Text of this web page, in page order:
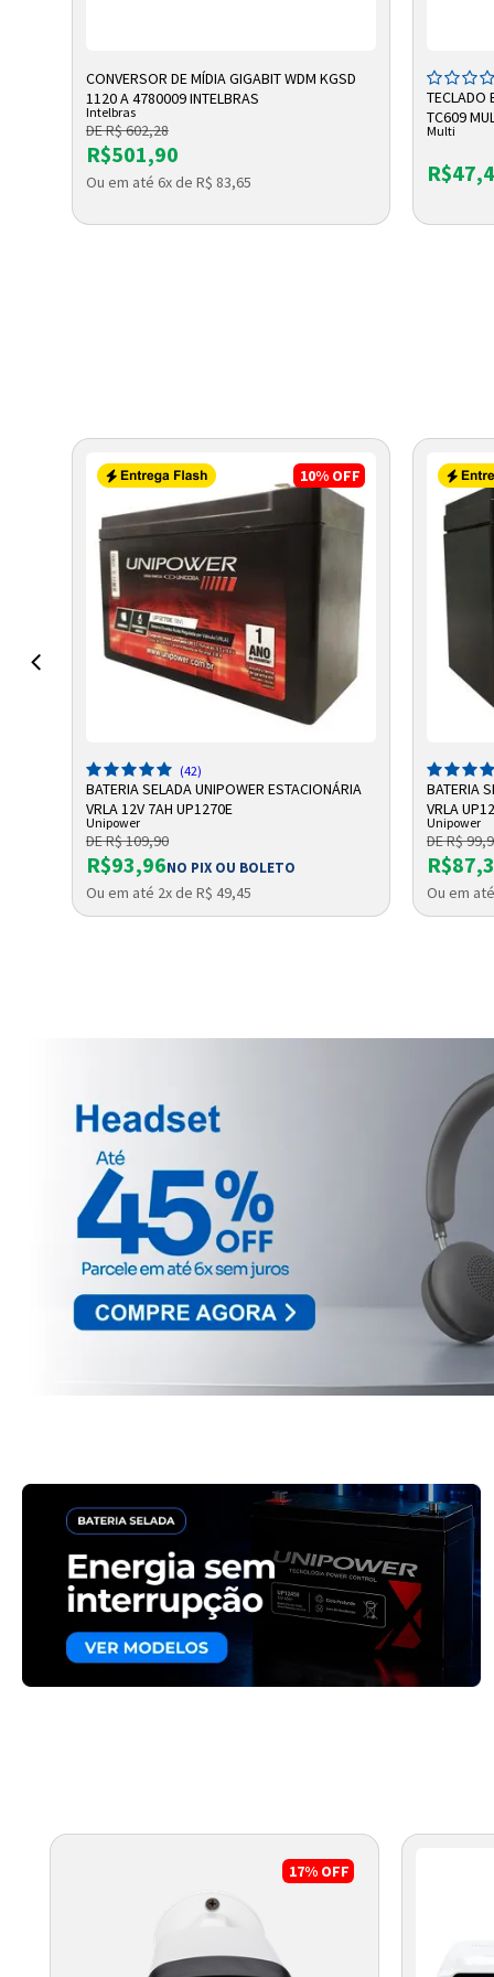
ADICIONAR A SACOLA
CONVERSOR DE MÍDIA GIGABIT WDM KGSD
1120 A 4780009 INTELBRAS
Intelbras
DE R$ 602,28
R$501,90
Ou em até 6x de R$ 83,65
TECLADO
TC609
Multi
ADICIONAR A SACOLA
10% OFF
(42)
BATERIA SELADA UNIPOWER ESTACIONÁRIA
VRLA 12V 7AH UP1270E
Unipower
DE R$ 109,90
R$93,96NO PIX OU BOLETO
Ou em até 2x de R$ 49,45
BATERIA
VRLA
Unipower
DE R$
Ou em
17% OFF